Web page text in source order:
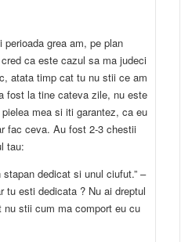
grea am, pe plan
ca este cazul sa ma judeci
atata timp cat tu nu stii ce am
fost la tine cateva zile, nu este
mea si iti garantez, ca eu
fac ceva. Au fost 2-3 chestii
tau:
dedicat si unul ciufut.” –
tu esti dedicata ? Nu ai dreptul
stii cum ma comport eu cu